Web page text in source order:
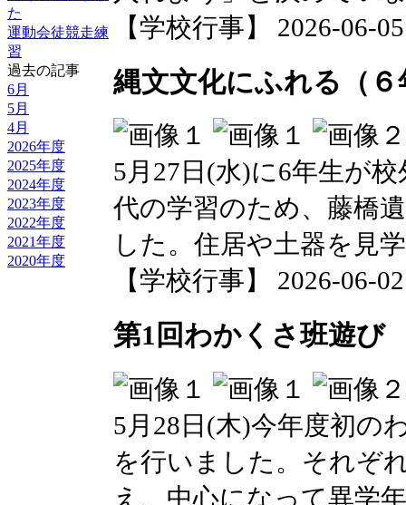
た
運動会徒競走練
習
過去の記事
6月
5月
4月
2026年度
2025年度
2024年度
2023年度
2022年度
2021年度
2020年度
【学校行事】 2026-06-
縄文文化にふれる（６
5月27日(水)に6年生が
代の学習のため、藤橋
した。住居や土器を見
【学校行事】 2026-06-
第1回わかくさ班遊び
5月28日(木)今年度初の
を行いました。それぞ
え、中心になって異学